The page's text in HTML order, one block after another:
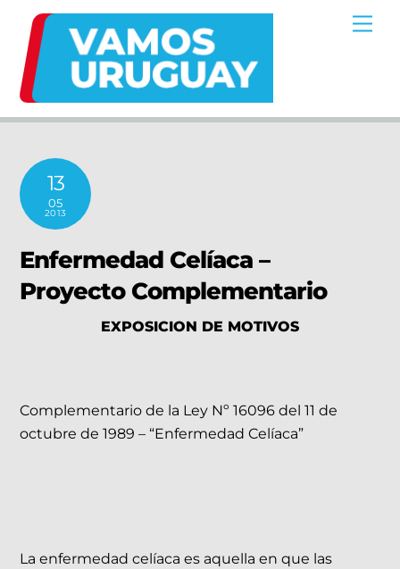
content
13
05
2013
Enfermedad Celíaca –
Proyecto Complementario
EXPOSICION DE MOTIVOS
Complementario de la Ley Nº 16096 del 11 de
octubre de 1989 – “Enfermedad Celíaca”
La enfermedad celíaca es aquella en que las